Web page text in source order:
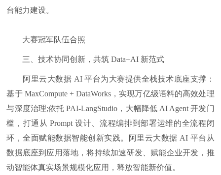
台能力建设。
大赛冠军队伍合照
三、技术协同创新，共筑 Data+AI 新范式
阿里云大数据 AI 平台为大赛提供全栈技术底座支撑：
基于 MaxCompute + DataWorks，实现万亿级语料的高效处理
与深度治理;依托 PAI-LangStudio，大幅降低 AI Agent 开发门
槛，打通从 Prompt 设计、流程编排到部署运维的全流程闭
环，全面赋能数据智能创新实践。阿里云大数据 AI 平台从
数据底座到应用落地，将持续加速研发、赋能企业开发，推
动智能体真实场景规模化应用，释放智能新价值。